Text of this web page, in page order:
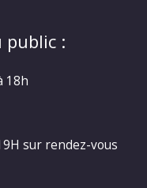
public :
18h
sur rendez-vous